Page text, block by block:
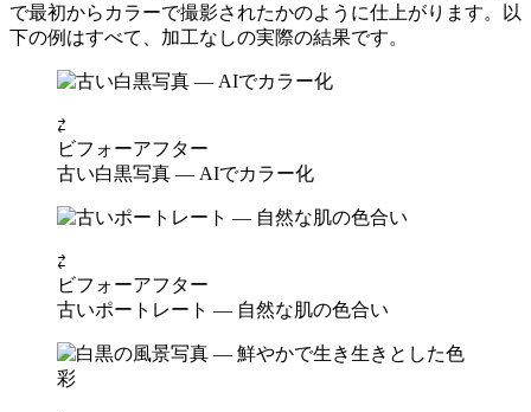
で最初からカラーで撮影されたかのように仕上がります。以
下の例はすべて、加工なしの実際の結果です。
⇄
ビフォーアフター
古い白黒写真 — AIでカラー化
⇄
ビフォーアフター
古いポートレート — 自然な肌の色合い